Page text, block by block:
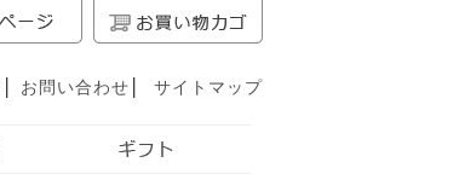
お問い合わせ サイトマップ